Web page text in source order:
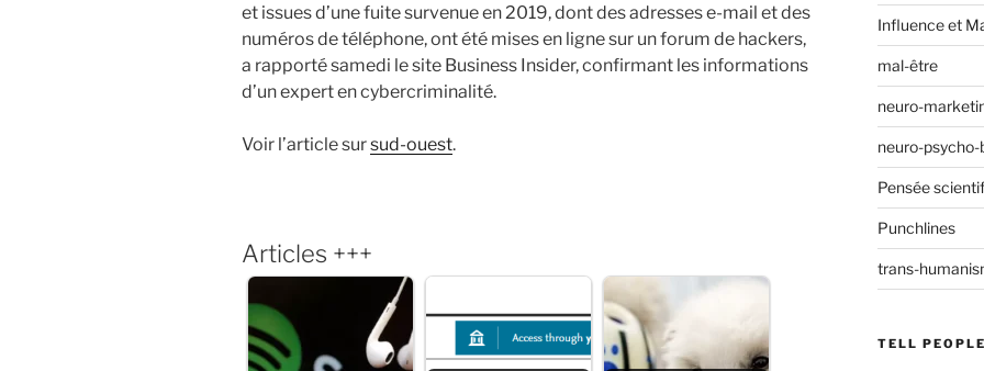
et issues d’une fuite survenue en 2019, dont des adresses e-mail et des
numéros de téléphone, ont été mises en ligne sur un forum de hackers,
a rapporté samedi le site Business Insider, confirmant les informations
d’un expert en cybercriminalité.
Voir l’article sursud-ouest.
Articles +++
Influence et
mal-être
neuro-
neuro-psycho-
Pensée
Punchlines
trans-
TELL